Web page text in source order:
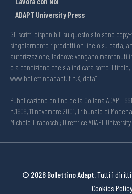
ADAPT University Press
Gli scritti disponibili su questo sito sono
singolarmente riprodotti on line o su carta,
autorizzazione, laddove vengano
e a condizione che sia indicata sotto il
www.bollettinoadapt.it n.X, data“
Pubblicazione on line della Collana ADAPT
n.1609, 11 novembre 2001, Tribunale di
Michele Tiraboschi; Direttrice ADAPT
© 2026 Bollettino Adapt.Tutti i
Cookies